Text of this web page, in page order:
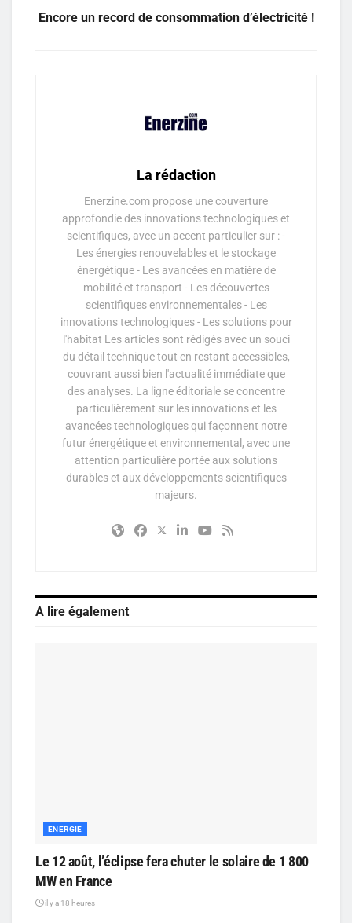
Encore un record de consommation d’électricité !
La rédaction
Enerzine.com propose une couverture
approfondie des innovations technologiques et
scientifiques, avec un accent particulier sur : -
Les énergies renouvelables et le stockage
énergétique - Les avancées en matière de
mobilité et transport - Les découvertes
scientifiques environnementales - Les
innovations technologiques - Les solutions pour
l'habitat Les articles sont rédigés avec un souci
du détail technique tout en restant accessibles,
couvrant aussi bien l'actualité immédiate que
des analyses. La ligne éditoriale se concentre
particulièrement sur les innovations et les
avancées technologiques qui façonnent notre
futur énergétique et environnemental, avec une
attention particulière portée aux solutions
durables et aux développements scientifiques
majeurs.
A lire également
ENERGIE
Le 12 août, l’éclipse fera chuter le solaire de 1 800
MW en France
il y a 18 heures